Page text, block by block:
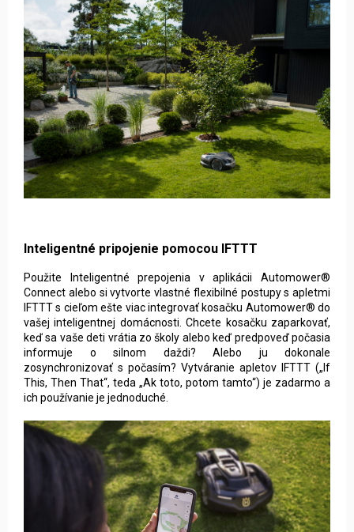
Inteligentné pripojenie pomocou IFTTT
Použite Inteligentné prepojenia v aplikácii Automower®
Connect alebo si vytvorte vlastné flexibilné postupy s apletmi
IFTTT s cieľom ešte viac integrovať kosačku Automower® do
vašej inteligentnej domácnosti. Chcete kosačku zaparkovať,
keď sa vaše deti vrátia zo školy alebo keď predpoveď počasia
informuje o silnom daždi? Alebo ju dokonale
zosynchronizovať s počasím? Vytváranie apletov IFTTT („If
This, Then That“, teda „Ak toto, potom tamto“) je zadarmo a
ich používanie je jednoduché.